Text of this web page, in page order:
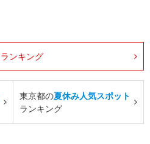
ランキング
東京都の夏休み人気スポット
ランキング